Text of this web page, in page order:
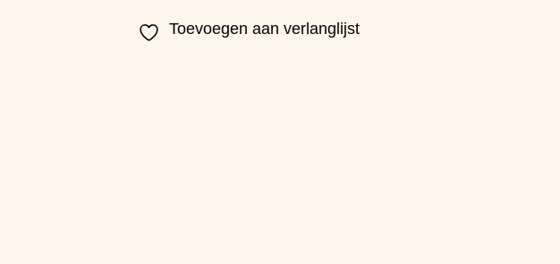
Toevoegen aan verlanglijst